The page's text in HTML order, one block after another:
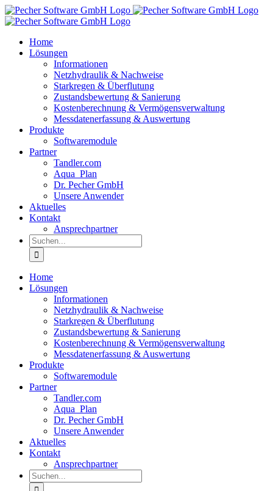
Zum
Inhalt
Home
Lösungen
Informationen
Netzhydraulik & Nachweise
Starkregen & Überflutung
Zustandsbewertung & Sanierung
Kostenberechnung & Vermögensverwaltung
Messdatenerfassung & Auswertung
Produkte
Softwaremodule
Partner
Tandler.com
Aqua_Plan
Dr. Pecher GmbH
Unsere Anwender
Aktuelles
Kontakt
Ansprechpartner
Suche
nach:
Home
Lösungen
Informationen
Netzhydraulik & Nachweise
Starkregen & Überflutung
Zustandsbewertung & Sanierung
Kostenberechnung & Vermögensverwaltung
Messdatenerfassung & Auswertung
Produkte
Softwaremodule
Partner
Tandler.com
Aqua_Plan
Dr. Pecher GmbH
Unsere Anwender
Aktuelles
Kontakt
Ansprechpartner
Suche
nach: